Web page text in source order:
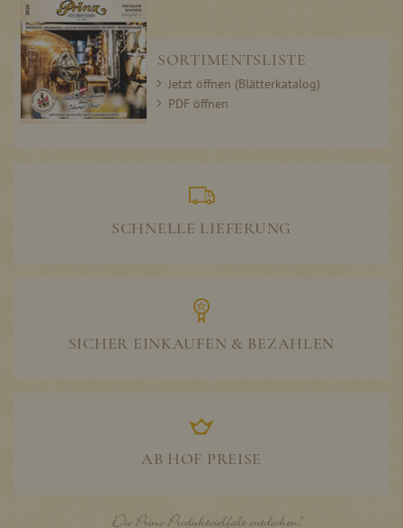
SORTIMENTSLISTE
Jetzt öffnen (Blätterkatalog)
PDF öffnen
SCHNELLE LIEFERUNG
SICHER EINKAUFEN & BEZAHLEN
AB HOF PREISE